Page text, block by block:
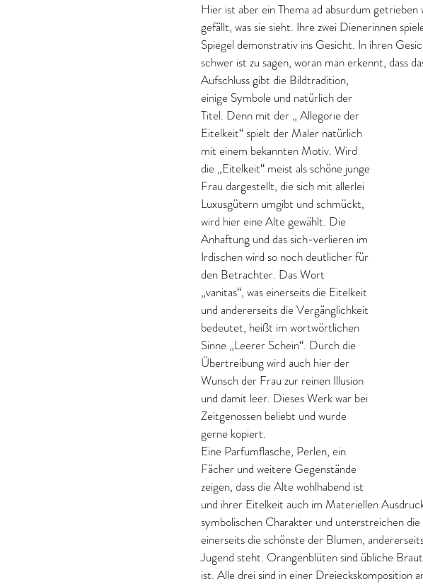
Hier ist aber ein Thema ad absurdum
gefällt, was sie sieht. Ihre zwei Dienerinnen
Spiegel demonstrativ ins Gesicht. In ihren
schwer ist zu sagen, woran man erkennt, dass
Aufschluss gibt die Bildtradition,
einige Symbole und natürlich der
Titel. Denn mit der „ Allegorie der
Eitelkeit“ spielt der Maler natürlich
mit einem bekannten Motiv. Wird
die „Eitelkeit“ meist als schöne junge
Frau dargestellt, die sich mit allerlei
Luxusgütern umgibt und schmückt,
wird hier eine Alte gewählt. Die
Anhaftung und das sich-verlieren im
Irdischen wird so noch deutlicher für
den Betrachter. Das Wort
„vanitas“, was einerseits die Eitelkeit
und andererseits die Vergänglichkeit
bedeutet, heißt im wortwörtlichen
Sinne „Leerer Schein“. Durch die
Übertreibung wird auch hier der
Wunsch der Frau zur reinen Illusion
und damit leer. Dieses Werk war bei
Zeitgenossen beliebt und wurde
gerne kopiert.
Eine Parfumflasche, Perlen, ein
Fächer und weitere Gegenstände
zeigen, dass die Alte wohlhabend ist
und ihrer Eitelkeit auch im Materiellen
symbolischen Charakter und unterstreichen
einerseits die schönste der Blumen,
Jugend steht. Orangenblüten sind übliche
ist. Alle drei sind in einer Dreieckskomposition